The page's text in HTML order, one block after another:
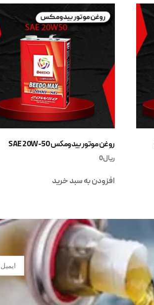
روغن موتور بیدومکس SAE 20W-50
ریال0
افزودن به سبد خرید